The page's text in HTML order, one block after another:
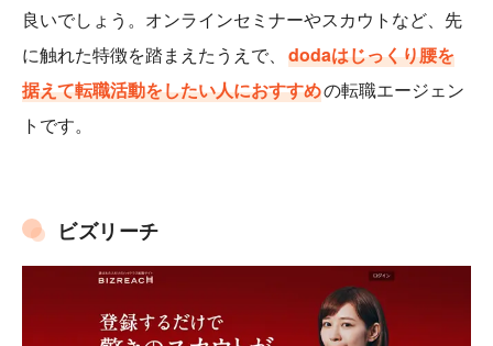
良いでしょう。オンラインセミナーやスカウトなど、先
に触れた特徴を踏まえたうえで、 dodaはじっくり腰を
据えて転職活動をしたい人におすすめの転職エージェン
トです。
ビズリーチ